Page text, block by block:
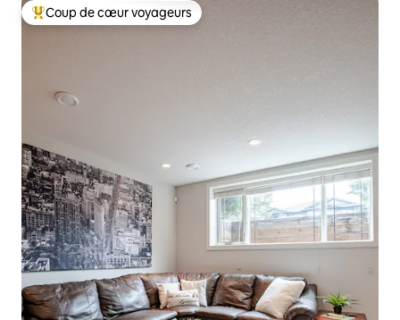
Coup de cœur voyageurs parmi les plus aimés
Coup de cœur voyageurs